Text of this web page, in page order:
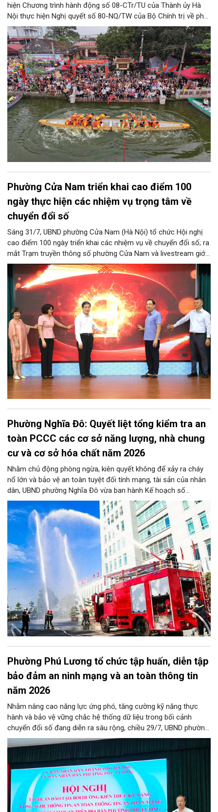
hiện Chương trình hành động số 08-CTr/TU của Thành ủy Hà
Nội thực hiện Nghị quyết số 80-NQ/TW của Bộ Chính trị về phát
triển Văn hóa Việt Nam; Kế hoạch của UBND Thành phố Hà Nội,
phường Thượng Cát tổ chức nhiều hoạt động trong tháng
11/2026 hưởng ứng “Ngày Văn hóa Việt Nam” năm 2026 trên
địa bàn.
Phường Cửa Nam triển khai cao điểm 100
ngày thực hiện các nhiệm vụ trọng tâm về
chuyển đổi số
Sáng 31/7, UBND phường Cửa Nam (Hà Nội) tổ chức Hội nghị
cao điểm 100 ngày triển khai các nhiệm vụ về chuyển đổi số; ra
mắt Trạm truyền thông số phường Cửa Nam và livestream giới
thiệu các sản phẩm du lịch gắn với di sản, văn hóa kiến trúc
trên địa bàn.
Phường Nghĩa Đô: Quyết liệt tổng kiểm tra an
toàn PCCC các cơ sở năng lượng, nhà chung
cư và cơ sở hóa chất năm 2026
Nhằm chủ động phòng ngừa, kiên quyết không để xảy ra cháy
nổ lớn và bảo vệ an toàn tuyệt đối tính mạng, tài sản của nhân
dân, UBND phường Nghĩa Đô vừa ban hành Kế hoạch số
276/KH-UBND. Theo đó, từ nay đến trước ngày 25/11/2026,
phường Nghĩa Đô sẽ ra quân kiểm tra định kỳ và đột xuất đối
với 100% cơ sở năng lượng, nhà chung cư (bao gồm nhà tập
thể, nhà đa năng/hỗn hợp) và cơ sở hóa chất trên toàn địa bàn,
đặc biệt dứt điểm kiểm tra toàn bộ các cơ sở nhà chung cư.
Phường Phú Lương tổ chức tập huấn, diễn tập
bảo đảm an ninh mạng và an toàn thông tin
năm 2026
Nhằm nâng cao năng lực ứng phó, tăng cường kỹ năng thực
hành và bảo vệ vững chắc hệ thống dữ liệu trong bối cảnh
chuyển đổi số đang diễn ra sâu rộng, chiều 29/7, UBND phường
Phú Lương đã tổ chức thành công Hội nghị tập huấn và diễn
tập công tác bảo đảm an ninh mạng, an ninh dữ liệu năm 2026.
Chương trình được thiết kế bài bản, hướng tới đối tượng là toàn
thể đội ngũ cán bộ, công chức, viên chức và người lao động
đang trực tiếp công tác tại các cơ quan, đơn vị, phòng ban
chuyên môn trên địa bàn phường.